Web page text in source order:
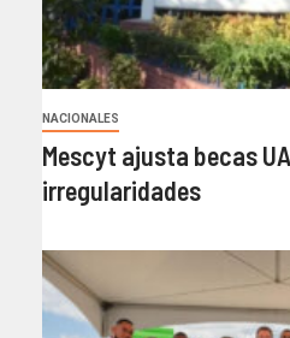
NACIONALES
Mescyt ajusta becas
irregularidades